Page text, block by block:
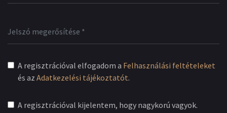
A regisztrációval elfogadom a Felhasználási feltételeket
és az Adatkezelési tájékoztatót.
A regisztrációval kijelentem, hogy nagykorú vagyok.